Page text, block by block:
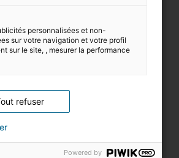
courte
personnalisées et non-
sur votre navigation et votre profil
sur le site, , mesurer la performance
refuser
Powered by